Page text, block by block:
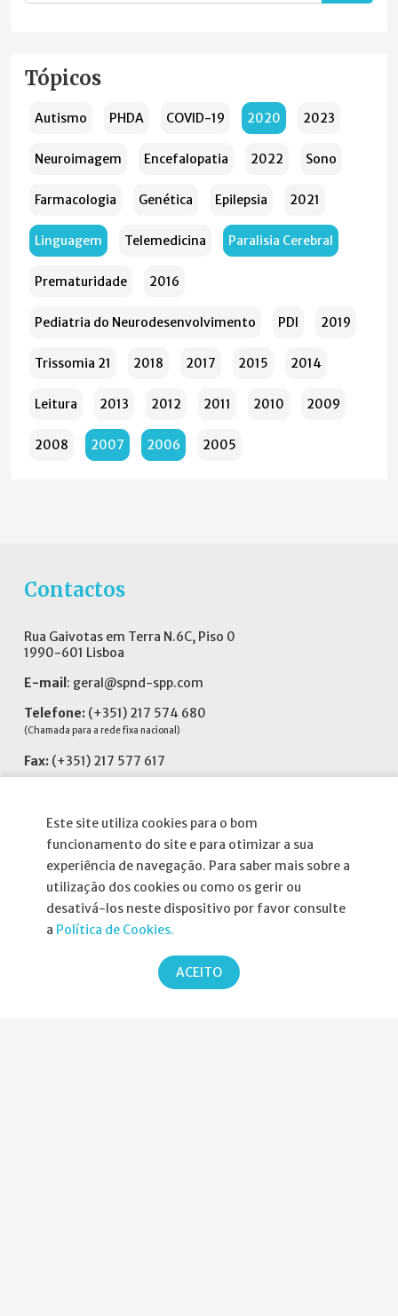
Este site utiliza cookies para o bom
funcionamento do site e para otimizar a sua
experiência de navegação. Para saber mais sobre a
utilização dos cookies ou como os gerir ou
desativá-los neste dispositivo por favor consulte
a Política de Cookies.
ACEITO
Tópicos
Autismo PHDA COVID-19 2020 2023
Neuroimagem Encefalopatia 2022 Sono
Farmacologia Genética Epilepsia 2021
Linguagem Telemedicina Paralisia Cerebral
Prematuridade 2016
Pediatria do Neurodesenvolvimento PDI 2019
Trissomia 21 2018 2017 2015 2014
Leitura 2013 2012 2011 2010 2009
2008 2007 2006 2005
Contactos
Rua Gaivotas em Terra N.6C, Piso 0
1990-601 Lisboa
E-mail : geral@spnd-spp.com
Telefone: (+351) 217 574 680
(Chamada para a rede fixa nacional)
Fax: (+351) 217 577 617
Informações